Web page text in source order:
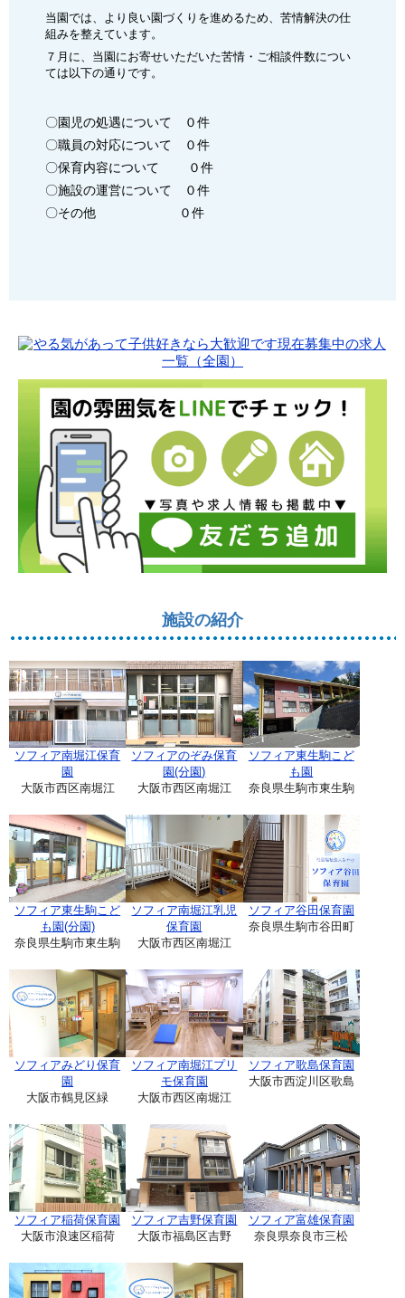
当園では、より良い園づくりを進めるため、苦情解決の仕
組みを整えています。
７月に、当園にお寄せいただいた苦情・ご相談件数につい
ては以下の通りです。
〇園児の処遇について ０件
〇職員の対応について ０件
〇保育内容について ０件
〇施設の運営について ０件
〇その他 ０件
施設の紹介
ソフィア南堀江保育
園
大阪市西区南堀江
ソフィアのぞみ保育
園(分園)
大阪市西区南堀江
ソフィア東生駒こど
も園
奈良県生駒市東生駒
ソフィア東生駒こど
も園(分園)
奈良県生駒市東生駒
ソフィア南堀江乳児
保育園
大阪市西区南堀江
ソフィア谷田保育園
奈良県生駒市谷田町
ソフィアみどり保育
園
大阪市鶴見区緑
ソフィア南堀江プリ
モ保育園
大阪市西区南堀江
ソフィア歌島保育園
大阪市西淀川区歌島
ソフィア稲荷保育園
大阪市浪速区稲荷
ソフィア吉野保育園
大阪市福島区吉野
ソフィア富雄保育園
奈良県奈良市三松